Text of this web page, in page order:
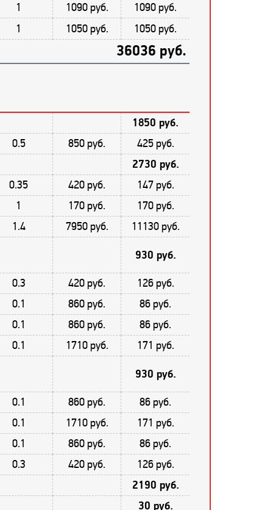
1 1090 руб.
1090 руб.
1
1050 руб. 1050 руб.
36036 руб.
1850 руб.
0.5 850 руб. 425 руб.
2730 руб.
0.35 420 руб.
147 руб.
1
170 руб.
170 руб.
1.4
7950 руб. 11130 руб.
930 руб.
0.3 420 руб.
126 руб.
0.1
860 руб.
86 руб.
0.1
860 руб.
86 руб.
0.1
1710 руб. 171 руб.
930 руб.
0.1 860 руб.
86 руб.
0.1
1710 руб.
171 руб.
0.1
860 руб.
86 руб.
0.3
420 руб. 126 руб.
2190 руб.
30 руб.